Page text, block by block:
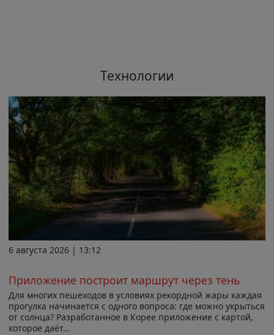
Технологии
6 августа 2026 | 13:12
Приложение построит маршрут через тень
Для многих пешеходов в условиях рекордной жары каждая
прогулка начинается с одного вопроса: где можно укрыться
от солнца? Разработанное в Корее приложение с картой,
которое даёт...